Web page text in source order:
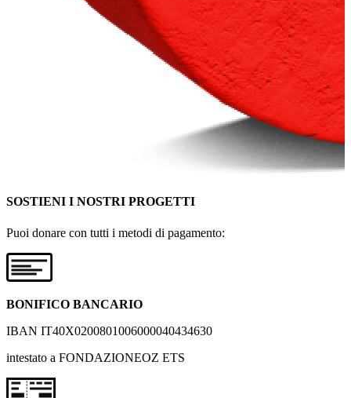
SOSTIENI I NOSTRI PROGETTI
Puoi donare con tutti i metodi di pagamento:
BONIFICO BANCARIO
IBAN IT40X0200801006000040434630
intestato a FONDAZIONEOZ ETS